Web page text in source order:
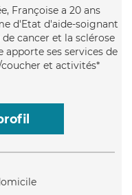
Françoise a 20 ans
d'Etat d'aide-soignant
cancer et la sclérose
apporte ses services de
coucher et activités*